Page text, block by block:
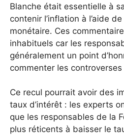
Blanche était essentielle à
contenir l’inflation à l’aide
monétaire. Ces
inhabituels car les
généralement un point
commenter les
Ce recul pourrait avoir des
taux d’intérêt : les experts
que les responsables de la
plus réticents à baisser le